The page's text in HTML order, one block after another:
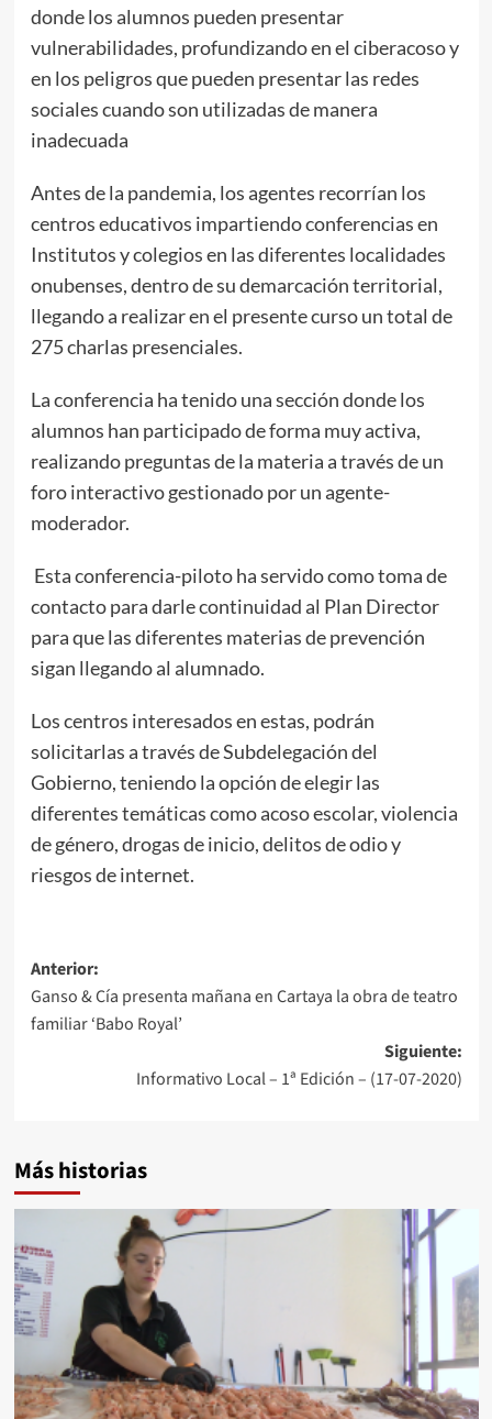
donde los alumnos pueden presentar
vulnerabilidades, profundizando en el ciberacoso y
en los peligros que pueden presentar las redes
sociales cuando son utilizadas de manera
inadecuada
Antes de la pandemia, los agentes recorrían los
centros educativos impartiendo conferencias en
Institutos y colegios en las diferentes localidades
onubenses, dentro de su demarcación territorial,
llegando a realizar en el presente curso un total de
275 charlas presenciales.
La conferencia ha tenido una sección donde los
alumnos han participado de forma muy activa,
realizando preguntas de la materia a través de un
foro interactivo gestionado por un agente-
moderador.
Esta conferencia-piloto ha servido como toma de
contacto para darle continuidad al Plan Director
para que las diferentes materias de prevención
sigan llegando al alumnado.
Los centros interesados en estas, podrán
solicitarlas a través de Subdelegación del
Gobierno, teniendo la opción de elegir las
diferentes temáticas como acoso escolar, violencia
de género, drogas de inicio, delitos de odio y
riesgos de internet.
Anterior:
Ganso & Cía presenta mañana en Cartaya la obra de teatro
familiar ‘Babo Royal’
Siguiente:
Informativo Local – 1ª Edición – (17-07-2020)
Más historias